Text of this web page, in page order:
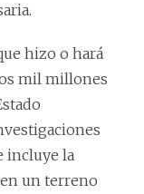
hizo o hará
mil millones
incluye la
un terreno